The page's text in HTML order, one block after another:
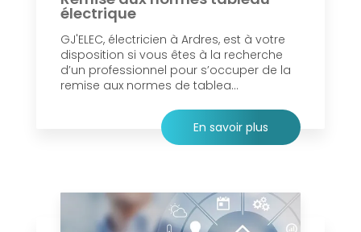
électrique
GJ'ELEC, électricien à Ardres, est à votre
disposition si vous êtes à la recherche
d’un professionnel pour s’occuper de la
remise aux normes de tablea...
En savoir plus